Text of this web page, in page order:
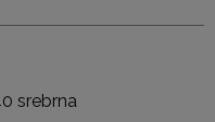
srebrna